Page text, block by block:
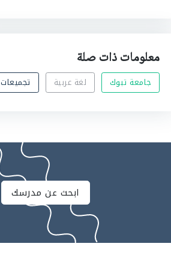
معلومات ذات صلة
جامعة تبوك لغة عربية تجميعات
ابحث عن مدرسك